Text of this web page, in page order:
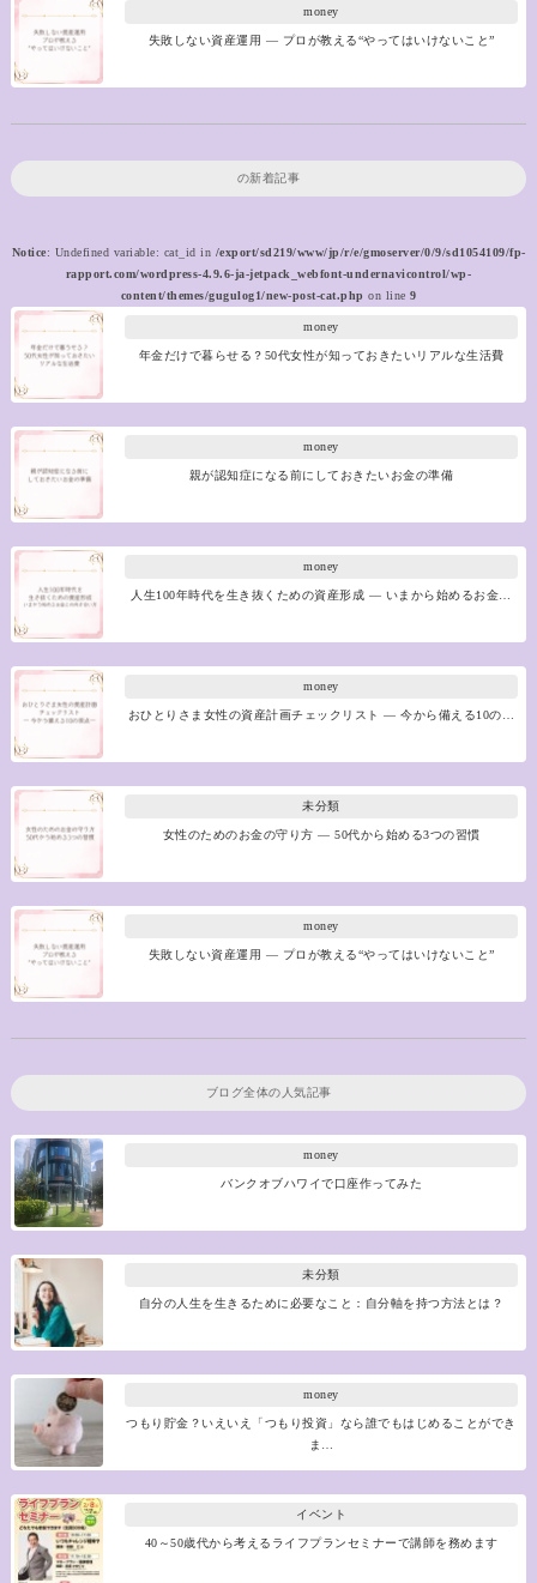
money
失敗しない資産運用 ― プロが教える“やってはいけないこと”
の新着記事
Notice: Undefined variable: cat_id in /export/sd219/www/jp/r/e/gmoserver/0/9/sd1054109/fp-
rapport.com/wordpress-4.9.6-ja-jetpack_webfont-undernavicontrol/wp-
content/themes/gugulog1/new-post-cat.php on line 9
money
年金だけで暮らせる？50代女性が知っておきたいリアルな生活費
money
親が認知症になる前にしておきたいお金の準備
money
人生100年時代を生き抜くための資産形成 ― いまから始めるお金…
money
おひとりさま女性の資産計画チェックリスト ― 今から備える10の…
未分類
女性のためのお金の守り方 ― 50代から始める3つの習慣
money
失敗しない資産運用 ― プロが教える“やってはいけないこと”
ブログ全体の人気記事
money
バンクオブハワイで口座作ってみた
未分類
自分の人生を生きるために必要なこと：自分軸を持つ方法とは？
money
つもり貯金？いえいえ「つもり投資」なら誰でもはじめることができ
ま…
イベント
40～50歳代から考えるライフプランセミナーで講師を務めます